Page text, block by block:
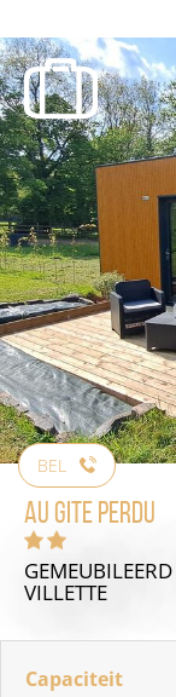
Meublés -
BEL
Au Gite perdu
VILLETTE
Capaciteit